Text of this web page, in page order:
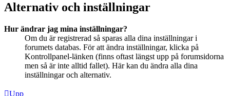
Alternativ och inställningar
Hur ändrar jag mina inställningar?
Om du är registrerad så sparas alla dina inställningar i
forumets databas. För att ändra inställningar, klicka på
Kontrollpanel-länken (finns oftast längst upp på forumsidorna
men så är inte alltid fallet). Här kan du ändra alla dina
inställningar och alternativ.
Upp